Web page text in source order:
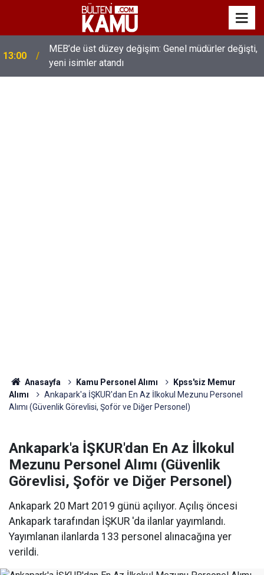
13:00
MEB’de üst düzey değişim: Genel müdürler değişti,
yeni isimler atandı
Anasayfa Kamu Personel Alımı
Kpss'siz Memur
Alımı
Ankapark'a İŞKUR'dan En Az İlkokul Mezunu Personel
Alımı (Güvenlik Görevlisi, Şoför ve Diğer Personel)
Ankapark'a İŞKUR'dan En Az İlkokul
Mezunu Personel Alımı (Güvenlik
Görevlisi, Şoför ve Diğer Personel)
Ankapark 20 Mart 2019 günü açılıyor. Açılış öncesi
Ankapark tarafından İŞKUR 'da ilanlar yayımlandı.
Yayımlanan ilanlarda 133 personel alınacağına yer
verildi.